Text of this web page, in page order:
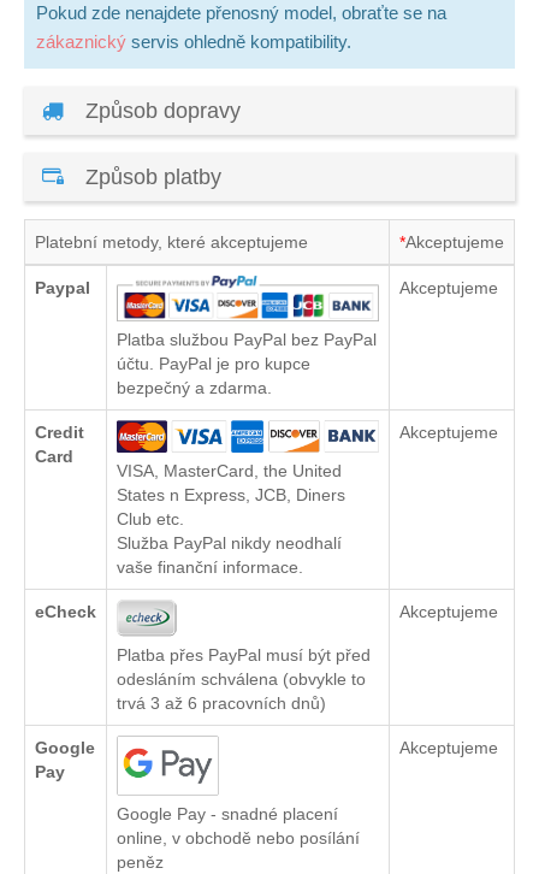
Pokud zde nenajdete přenosný model, obraťte se na
zákaznický servis ohledně kompatibility.
Způsob dopravy
Způsob platby
Platební metody, které akceptujeme *Akceptujeme
Paypal
Platba službou PayPal bez PayPal
účtu. PayPal je pro kupce
bezpečný a zdarma.
Akceptujeme
Credit
Card
VISA, MasterCard, the United
States n Express, JCB, Diners
Club etc.
Služba PayPal nikdy neodhalí
vaše finanční informace.
Akceptujeme
eCheck
Platba přes PayPal musí být před
odesláním schválena (obvykle to
trvá 3 až 6 pracovních dnů)
Akceptujeme
Google
Pay
Google Pay - snadné placení
online, v obchodě nebo posílání
peněz
Akceptujeme